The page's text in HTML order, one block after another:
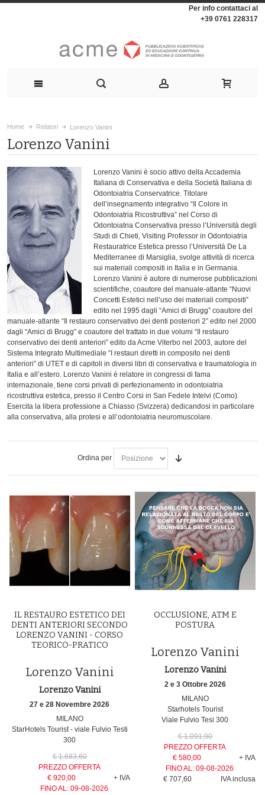
Per info contattaci al
+39 0761 228317
Home Relatori Lorenzo Vanini
Lorenzo Vanini
Lorenzo Vanini è socio attivo della Accademia
Italiana di Conservativa e della Società Italiana di
Odontoiatria Conservatrice. Titolare
dell’insegnamento integrativo “Il Colore in
Odontoiatria Ricostruttiva” nel Corso di
Odontoiatria Conservativa presso l’Università degli
Studi di Chieti, Visiting Professor in Odontoiatria
Restauratrice Estetica presso l’Università De La
Mediterranee di Marsiglia, svolge attività di ricerca
sui materiali compositi in Italia e in Germania.
Lorenzo Vanini è autore di numerose pubblicazioni
scientifiche, coautore del manuale-atlante “Nuovi
Concetti Estetici nell’uso dei materiali compositi”
edito nel 1995 dagli “Amici di Brugg” coautore del
manuale-atlante “Il restauro conservativo dei denti posteriori 2” edito nel 2000
dagli “Amici di Brugg” e coautore del trattato in due volumi “Il restauro
conservativo dei denti anteriori” edito da Acme Viterbo nel 2003, autore del
Sistema Integrato Multimediale “I restauri diretti in composito nei denti
anteriori” di UTET e di capitoli in diversi libri di conservativa e traumatologia in
Italia e all’estero. Lorenzo Vanini è relatore in congressi di fama
internazionale, tiene corsi privati di perfezionamento in odontoiatria
ricostruttiva estetica, presso il Centro Corsi in San Fedele Intelvi (Como).
Esercita la libera professione a Chiasso (Svizzera) dedicandosi in particolare
alla conservativa, alla protesi e all’odontoiatria neuromuscolare.
Ordina per
IL RESTAURO ESTETICO DEI
DENTI ANTERIORI SECONDO
LORENZO VANINI - CORSO
TEORICO-PRATICO
Lorenzo Vanini
Lorenzo Vanini
27 e 28 Novembre 2026
MILANO
StarHotels Tourist - viale Fulvio Testi
300
€ 1.683,60
PREZZO OFFERTA
+ IVA
€ 920,00
FINO AL:09-08-2026
OCCLUSIONE, ATM E
POSTURA
Lorenzo Vanini
Lorenzo Vanini
2 e 3 Ottobre 2026
MILANO
Starhotels Tourist
Viale Fulvio Tesi 300
€ 1.091,90
PREZZO OFFERTA
+ IVA
€ 580,00
FINO AL:09-08-2026
IVA inclusa
€ 707,60